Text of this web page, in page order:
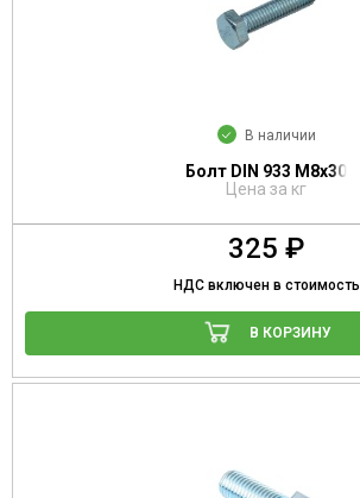
В наличии
Болт DIN 933 М8х30
Цена за кг
325 ₽
НДС включен в стоимость
В КОРЗИНУ